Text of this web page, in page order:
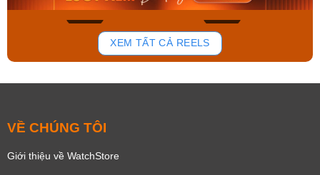
129
XEM TẤT CẢ REELS
VỀ CHÚNG TÔI
Giới thiệu về WatchStore